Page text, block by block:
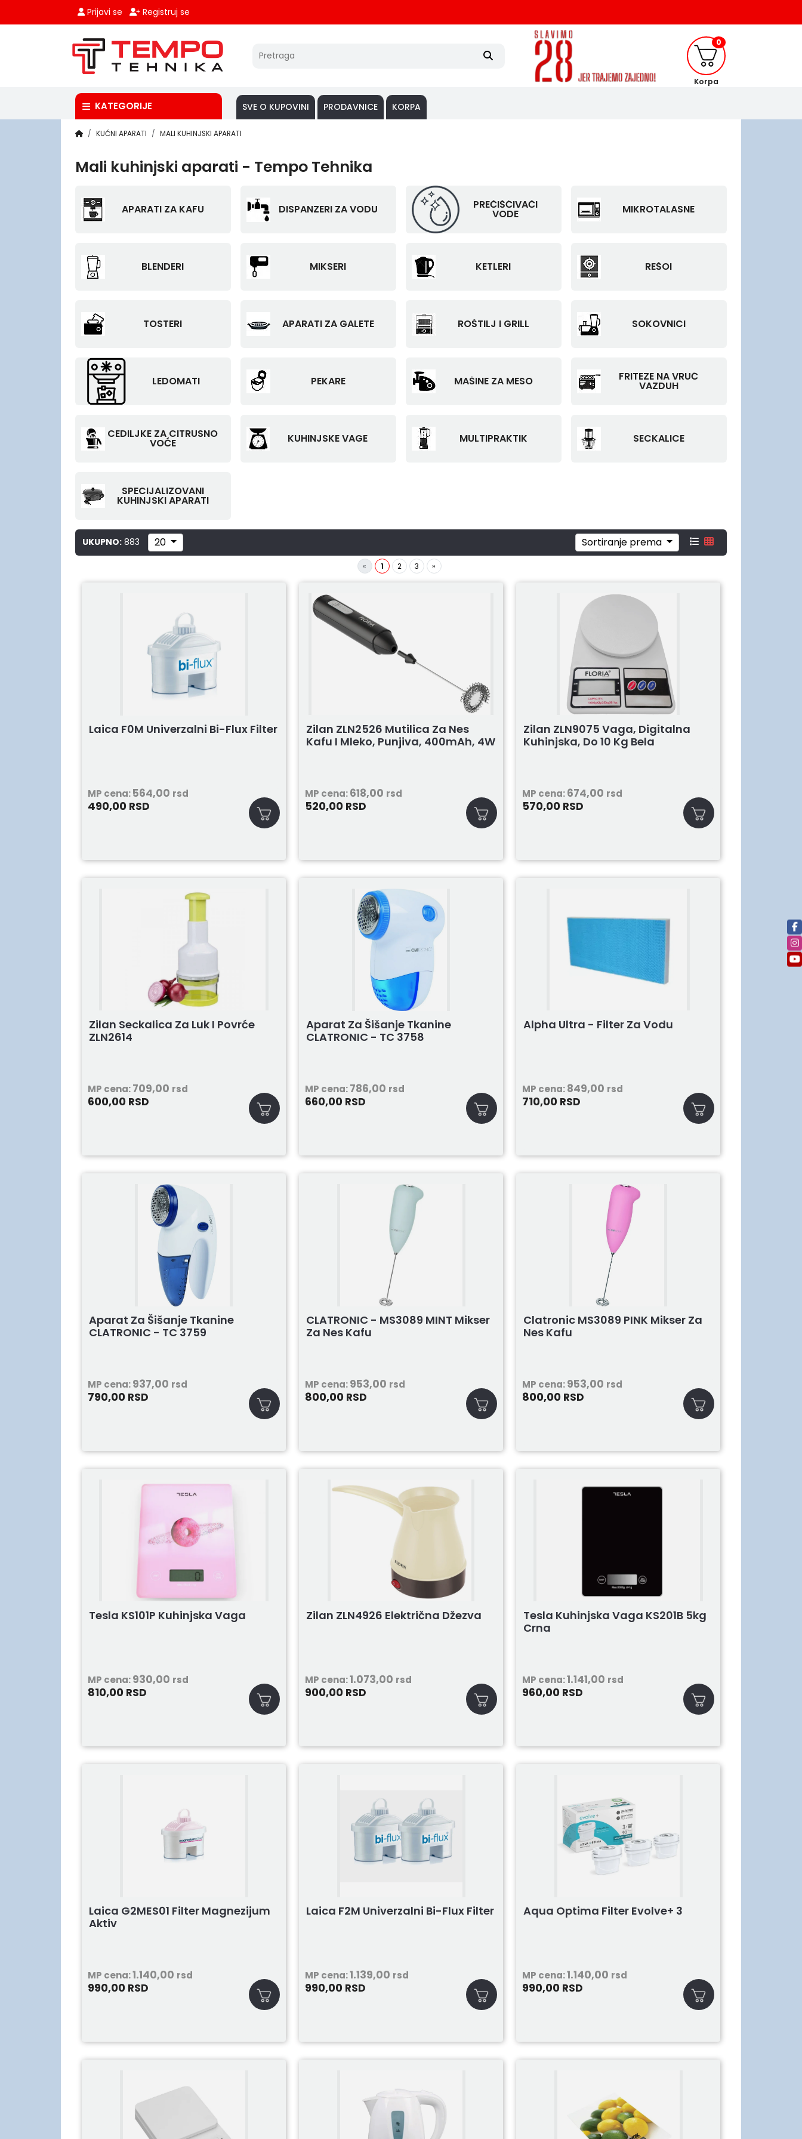
Prijavi se Registruj se
0
Korpa
KATEGORIJE SVE O KUPOVINI PRODAVNICE KORPA
KUĆNI APARATI MALI KUHINJSKI APARATI
Mali kuhinjski aparati - Tempo Tehnika
APARATI ZA KAFU DISPANZERI ZA VODU PREČIŠĆIVAČI
VODE MIKROTALASNE
BLENDERI MIKSERI KETLERI REŠOI
TOSTERI APARATI ZA GALETE ROŠTILJ I GRILL SOKOVNICI
LEDOMATI PEKARE MAŠINE ZA MESO FRITEZE NA VRUĆ
VAZDUH
CEDILJKE ZA CITRUSNO
VOĆE KUHINJSKE VAGE MULTIPRAKTIK SECKALICE
SPECIJALIZOVANI
KUHINJSKI APARATI
UKUPNO: 883 20 Sortiranje prema
« 1 2 3 »
Laica F0M Univerzalni Bi-Flux Filter
MP cena:564,00 rsd
490,00 RSD
Zilan ZLN2526 Mutilica Za Nes
Kafu I Mleko, Punjiva, 400mAh, 4W
MP cena:618,00 rsd
520,00 RSD
Zilan ZLN9075 Vaga, Digitalna
Kuhinjska, Do 10 Kg Bela
MP cena:674,00 rsd
570,00 RSD
Zilan Seckalica Za Luk I Povrće
ZLN2614
MP cena:709,00 rsd
600,00 RSD
Aparat Za Šišanje Tkanine
CLATRONIC - TC 3758
MP cena:786,00 rsd
660,00 RSD
Alpha Ultra - Filter Za Vodu
MP cena:849,00 rsd
710,00 RSD
Aparat Za Šišanje Tkanine
CLATRONIC - TC 3759
MP cena:937,00 rsd
790,00 RSD
CLATRONIC - MS3089 MINT Mikser
Za Nes Kafu
MP cena:953,00 rsd
800,00 RSD
Clatronic MS3089 PINK Mikser Za
Nes Kafu
MP cena:953,00 rsd
800,00 RSD
Tesla KS101P Kuhinjska Vaga
MP cena:930,00 rsd
810,00 RSD
Zilan ZLN4926 Električna Džezva
MP cena:1.073,00 rsd
900,00 RSD
Tesla Kuhinjska Vaga KS201B 5kg
Crna
MP cena:1.141,00 rsd
960,00 RSD
Laica G2MES01 Filter Magnezijum
Aktiv
MP cena:1.140,00 rsd
990,00 RSD
Laica F2M Univerzalni Bi-Flux Filter
MP cena:1.139,00 rsd
990,00 RSD
Aqua Optima Filter Evolve+ 3
MP cena:1.140,00 rsd
990,00 RSD